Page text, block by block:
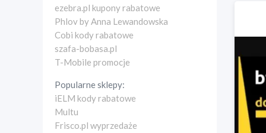
ezebra.pl kupony rabatowe
Phlov by Anna Lewandowska
Cobi kody rabatowe
szafa-bobasa.pl
T-Mobile promocje
Popularne sklepy:
iELM kody rabatowe
Multu
Frisco.pl wyprzedaże